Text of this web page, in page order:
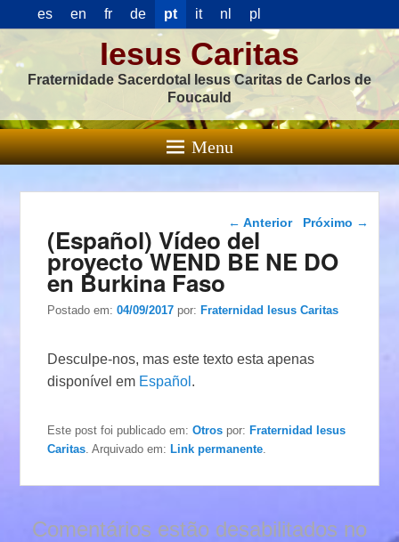
es en fr de pt it nl pl
Iesus Caritas
Fraternidade Sacerdotal Iesus Caritas de Carlos de
Foucauld
Menu
Navegação das
← Anterior Próximo →
(Español) Vídeo del
proyecto WEND BE NE DO
en Burkina Faso
Postado em:04/09/2017 por:Fraternidad Iesus Caritas
Desculpe-nos, mas este texto esta apenas
disponível em Español .
Este post foi publicado em:Otros por:Fraternidad Iesus
Caritas . Arquivado em:Link permanente
Comentários estão desabilitados no